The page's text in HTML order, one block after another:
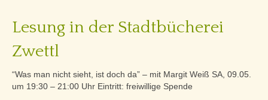
Lesung in der Stadtbücherei
Zwettl
“Was man nicht sieht, ist doch da” – mit Margit Weiß SA, 09.05.
um 19:30 – 21:00 Uhr Eintritt: freiwillige Spende